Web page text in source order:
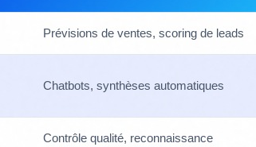
Prévisions de ventes, scoring de leads
Chatbots, synthèses automatiques
Contrôle qualité, reconnaissance